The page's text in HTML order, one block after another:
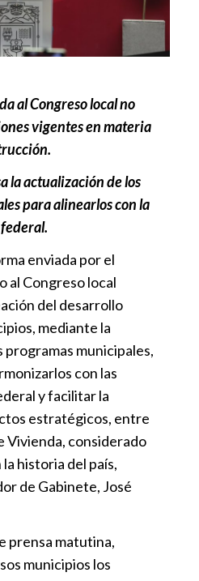
al Congreso local no
vigentes en materia
la actualización de los
para alinearlos con la
enviada por el
al Congreso local
del desarrollo
mediante la
programas municipales,
con las
y facilitar la
estratégicos, entre
Vivienda, considerado
historia del país,
de Gabinete, José
prensa matutina,
municipios los